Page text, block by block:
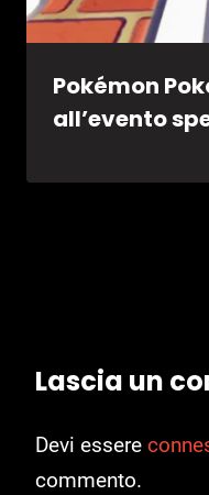
Pokémon
all’evento
Lascia un
Devi essere
commento.